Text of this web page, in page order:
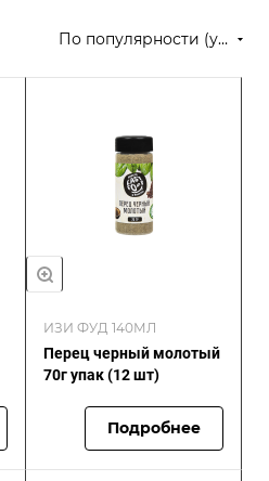
По популярности (убывание)
ИЗИ ФУД 140МЛ
Перец черный молотый
70г упак (12 шт)
Подробнее